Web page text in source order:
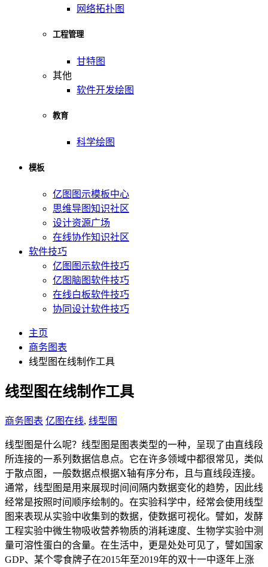
网络拓扑图
工程管理
甘特图
其他
软件开发绘图
教育
科学绘图
模板
亿图图示模板中心
思维导图知识社区
设计资源广场
在线协作知识社区
软件技巧
亿图图示软件技巧
亿图脑图软件技巧
在线白板软件技巧
协同设计软件技巧
主页
商务图表
线型图在线制作工具
线型图在线制作工具
商务图表 亿图在线, 线型图
线型图是什么呢？线型图是图表类型的一种，呈现了由直线段
所连接的一系列数据信息点。它在许多领域中都很常见，类似
于散点图，一般数据点根据X轴有序分布，且与直线段连接。
通常，线型图是用来展现时间间隔内数据变化的趋势，因此线
经常是按照时间顺序绘制的。在实验科学中，经常会使用线型
图来表现从实验中收集到的数据，使数据可视化。譬如，发酵
工程实验中微生物吸收营养物质的消耗速度、生物学实验中测
量可溶性蛋白的含量。在生活中，更是处处可见了，譬如国家
GDP、某个零食牌子在2015年至2019年的双十一中逐年上涨